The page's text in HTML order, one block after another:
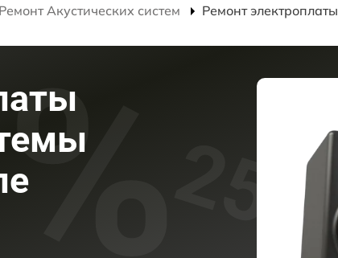
Ремонт Акустических систем Ремонт электроплаты